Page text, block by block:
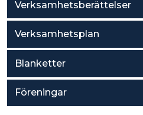
Verksamhetsberättelser
Verksamhetsplan
Blanketter
Föreningar